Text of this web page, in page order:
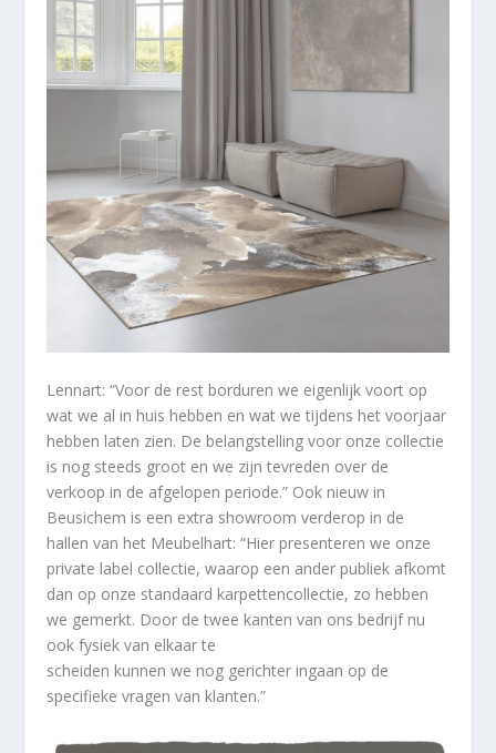
Lennart: “Voor de rest borduren we eigenlijk voort op
wat we al in huis hebben en wat we tijdens het voorjaar
hebben laten zien. De belangstelling voor onze collectie
is nog steeds groot en we zijn tevreden over de
verkoop in de afgelopen periode.” Ook nieuw in
Beusichem is een extra showroom verderop in de
hallen van het Meubelhart: “Hier presenteren we onze
private label collectie, waarop een ander publiek afkomt
dan op onze standaard karpettencollectie, zo hebben
we gemerkt. Door de twee kanten van ons bedrijf nu
ook fysiek van elkaar te
scheiden kunnen we nog gerichter ingaan op de
specifieke vragen van klanten.”